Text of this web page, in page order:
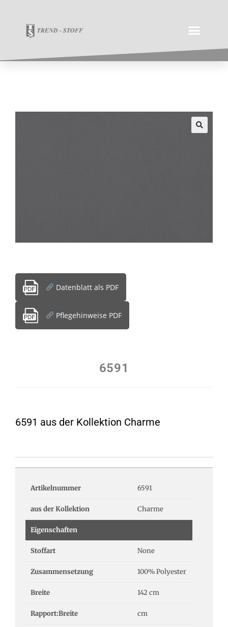
Datenblatt als PDF
Pflegehinweise PDF
6591
6591 aus der Kollektion Charme
Artikelnummer 6591
aus der Kollektion Charme
Eigenschaften
Stoffart None
Zusammensetzung 100% Polyester
Breite 142 cm
Rapport:Breite cm